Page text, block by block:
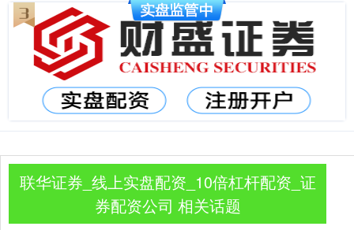
联华证券_线上实盘配资_10倍杠杆配资_证
券配资公司 相关话题